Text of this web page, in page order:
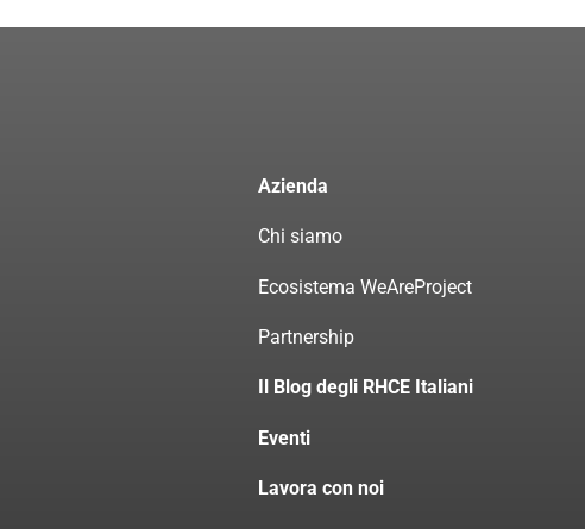
Azienda
Chi siamo
Ecosistema WeAreProject
Partnership
Il Blog degli RHCE Italiani
Eventi
Lavora con noi